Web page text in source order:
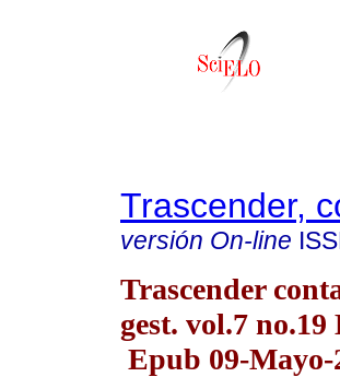
Trascender,
versión On-line
Trascender
gest. vol.7
Epub 09-Mayo-